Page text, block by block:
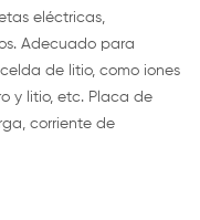
eléctricas,
Adecuado para
de litio, como iones
y litio, etc. Placa de
corriente de